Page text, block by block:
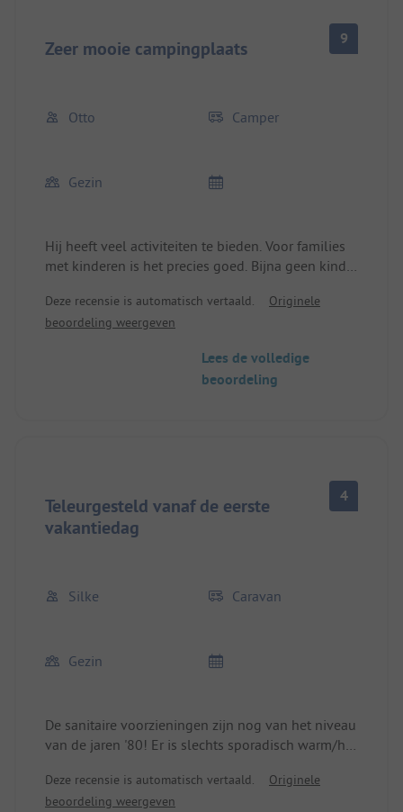
Zeer mooie campingplaats 9
Otto Camper
Gezin
Hij heeft veel activiteiten te bieden. Voor families
met kinderen is het precies goed. Bijna geen kind-
staanplaatsen.
Deze recensie is automatisch vertaald.
Originele
beoordeling weergeven
Lees de volledige
beoordeling
Teleurgesteld vanaf de eerste
vakantiedag
4
Silke Caravan
Gezin
De sanitaire voorzieningen zijn nog van het niveau
van de jaren '80! Er is slechts sporadisch warm/hot
kindertoiletten hebben geen toiletbril. De kleintjes
moeten op het 'porselein' gaan zitten.
Deze recensie is automatisch vertaald.
Originele
beoordeling weergeven